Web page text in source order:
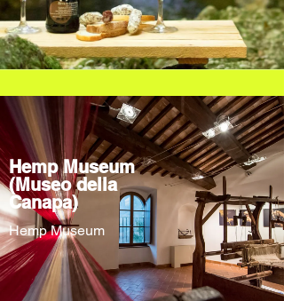
Hemp Museum
(Museo della
Canapa)
Hemp Museum